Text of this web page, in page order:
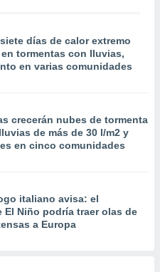
días de calor extremo
tormentas con lluvias,
en varias comunidades
crecerán nubes de tormenta
de más de 30 l/m2 y
en cinco comunidades
italiano avisa: el
El Niño podría traer olas de
a Europa